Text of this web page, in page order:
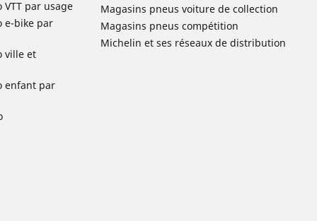
par usage
e-bike par
ville et
enfant par
Magasins pneus voiture de collection
Magasins pneus compétition
Michelin et ses réseaux de distribution